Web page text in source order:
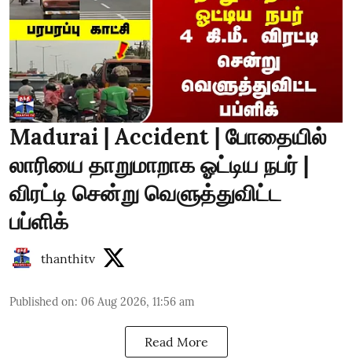
Madurai | Accident | போதையில்
லாரியை தாறுமாறாக ஓட்டிய நபர் |
விரட்டி சென்று வெளுத்துவிட்ட
பப்ளிக்
thanthitv
Published on: 06 Aug 2026, 11:56 am
Read More